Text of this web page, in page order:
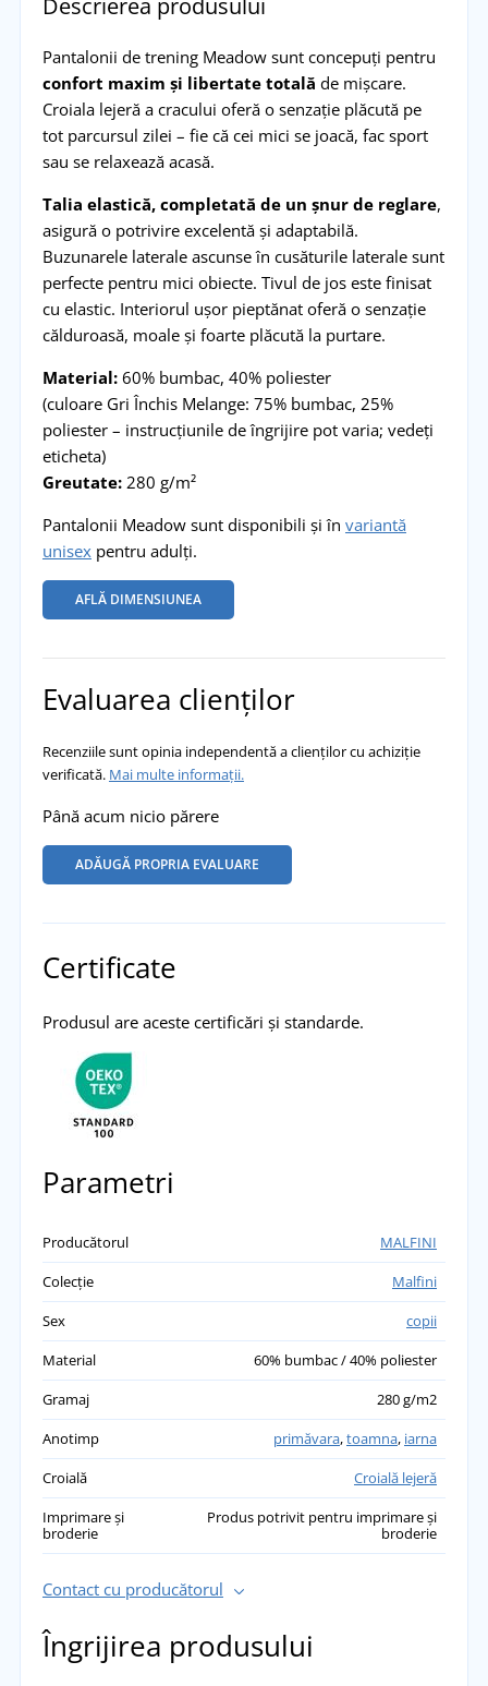
Pantalonii de trening Meadow sunt concepuți pentru
confort maxim și libertate totală de mișcare.
Croiala lejeră a cracului oferă o senzație plăcută pe
tot parcursul zilei – fie că cei mici se joacă, fac sport
sau se relaxează acasă.
Talia elastică, completată de un șnur de reglare,
asigură o potrivire excelentă și adaptabilă.
Buzunarele laterale ascunse în cusăturile laterale sunt
perfecte pentru mici obiecte. Tivul de jos este finisat
cu elastic. Interiorul ușor pieptănat oferă o senzație
călduroasă, moale și foarte plăcută la purtare.
Material:60% bumbac, 40% poliester
(culoare Gri Închis Melange: 75% bumbac, 25%
poliester – instrucțiunile de îngrijire pot varia; vedeți
eticheta)
Greutate:280 g/m²
Pantalonii Meadow sunt disponibili și în variantă
unisex pentru adulți.
AFLĂ DIMENSIUNEA
Evaluarea clienților
Recenziile sunt opinia independentă a clienților cu achiziție
verificată. Mai multe informații.
Până acum nicio părere
ADĂUGĂ PROPRIA EVALUARE
Certificate
Produsul are aceste certificări și standarde.
Parametri
Producătorul
MALFINI
Colecție
Malfini
Sex
copii
Material
60% bumbac / 40% poliester
Gramaj
280 g/m2
Anotimp
primăvara,toamna, iarna
Croială
Croială lejeră
Imprimare și
broderie
Produs potrivit pentru imprimare și
broderie
Contact cu producătorul
Îngrijirea produsului